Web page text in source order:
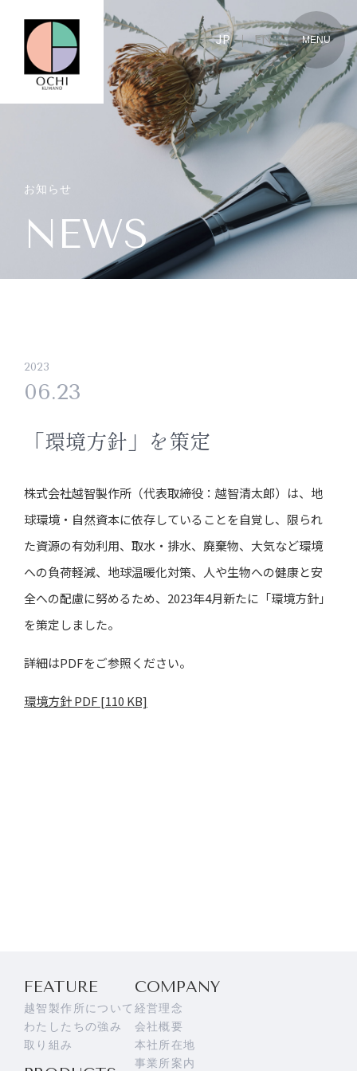
JP ｜ EN
JP EN
お知らせ
NEWS
2023
06.23
「環境方針」を策定
株式会社越智製作所（代表取締役：越智清太郎）は、地
球環境・自然資本に依存していることを自覚し、限られ
た資源の有効利用、取水・排水、廃棄物、大気など環境
への負荷軽減、地球温暖化対策、人や生物への健康と安
全への配慮に努めるため、2023年4月新たに「環境方針」
を策定しました。
詳細はPDFをご参照ください。
環境方針 PDF [110 KB]
FEATURE
越智製作所について
わたしたちの強み
取り組み
COMPANY
経営理念
会社概要
本社所在地
事業所案内